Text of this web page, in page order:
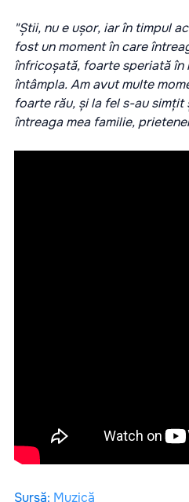
"Știi, nu e ușor, iar în timpul
fost un moment în care
înfricoșată, foarte speriată în
întâmpla. Am avut multe
foarte rău, și la fel s-au
întreaga mea familie,
Sursă: Muzică